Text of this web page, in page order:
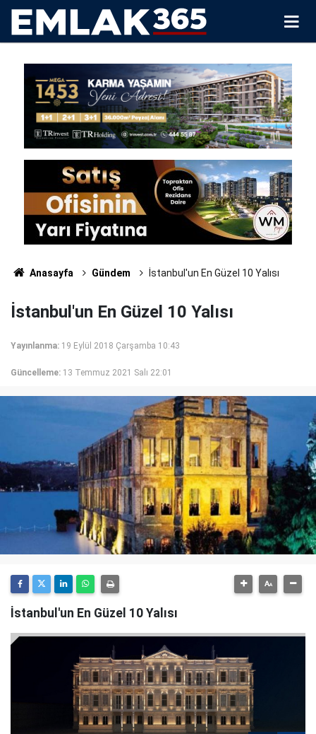
Anasayfa Gündem İstanbul'un En Güzel 10 Yalısı
İstanbul'un En Güzel 10 Yalısı
Yayınlanma: 19 Eylül 2018 Çarşamba 10:43
Güncelleme: 13 Temmuz 2021 Salı 22:01
İstanbul'un En Güzel 10 Yalısı